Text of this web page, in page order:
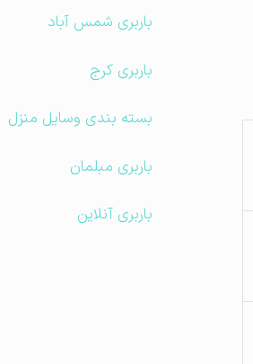
باربری شمس آباد
باربری کرج
بسته بندی وسایل منزل
باربری مبلمان
باربری آنلاین